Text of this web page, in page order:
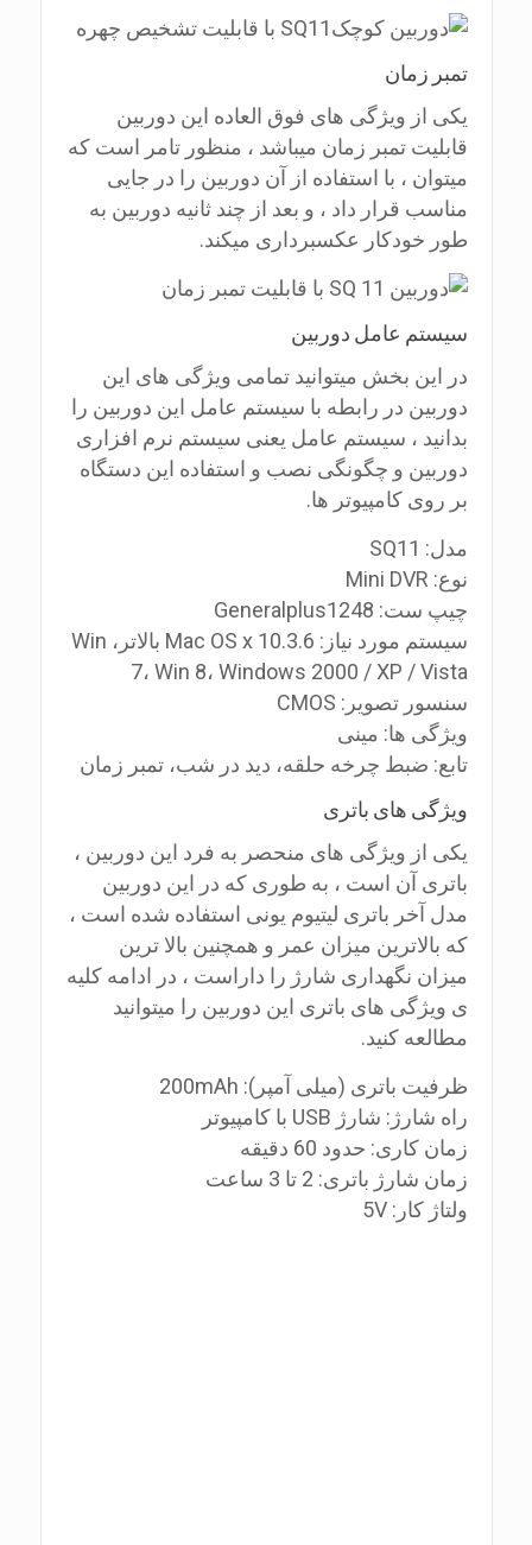
تمبر زمان
یکی از ویژگی های فوق العاده این دوربین
قابلیت تمبر زمان میباشد ، منظور تامر است که
میتوان ، با استفاده از آن دوربین را در جایی
مناسب قرار داد ، و بعد از چند ثانیه دوربین به
طور خودکار عکسبرداری میکند.
سیستم عامل دوربین
در این بخش میتوانید تمامی ویژگی های این
دوربین در رابطه با سیستم عامل این دوربین را
بدانید ، سیستم عامل یعنی سیستم نرم افزاری
دوربین و چگونگی نصب و استفاده این دستگاه
بر روی کامپیوتر ها.
مدل: SQ11
نوع: Mini DVR
چیپ ست: Generalplus1248
سیستم مورد نیاز: Mac OS x 10.3.6 بالاتر، Win
7، Win 8، Windows 2000 / XP / Vista
سنسور تصویر: CMOS
ویژگی ها: مینی
تابع: ضبط چرخه حلقه، دید در شب، تمبر زمان
ویژگی های باتری
یکی از ویژگی های منحصر به فرد این دوربین ،
باتری آن است ، به طوری که در این دوربین
مدل آخر باتری لیتیوم یونی استفاده شده است ،
که بالاترین میزان عمر و همچنین بالا ترین
میزان نگهداری شارژ را داراست ، در ادامه کلیه
ی ویژگی های باتری این دوربین را میتوانید
مطالعه کنید.
ظرفیت باتری (میلی آمپر): 200mAh
راه شارژ: شارژ USB با کامپیوتر
زمان کاری: حدود 60 دقیقه
زمان شارژ باتری: 2 تا 3 ساعت
ولتاژ کار: 5V